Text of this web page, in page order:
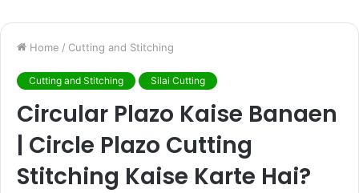
Home / Cutting and Stitching
Cutting and Stitching Silai Cutting
Circular Plazo Kaise Banaen
| Circle Plazo Cutting
Stitching Kaise Karte Hai?